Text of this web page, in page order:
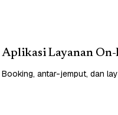
Aplikasi Layanan
Booking, antar-jemput, dan